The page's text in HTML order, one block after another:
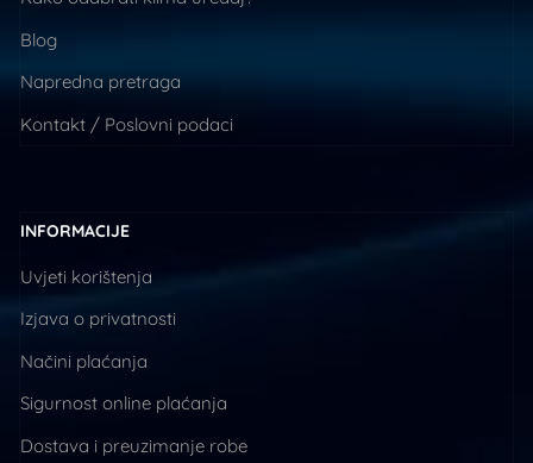
Blog
Napredna pretraga
Kontakt / Poslovni podaci
INFORMACIJE
Uvjeti korištenja
Izjava o privatnosti
Načini plaćanja
Sigurnost online plaćanja
Dostava i preuzimanje robe